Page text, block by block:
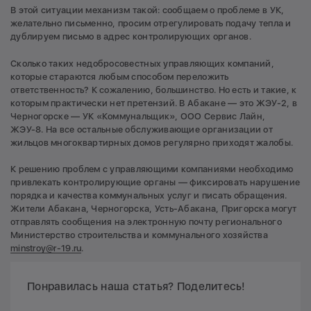
В этой ситуации механизм такой: сообщаем о проблеме в УК,
желательно письменно, просим отрегулировать подачу тепла и
дублируем письмо в адрес контролирующих органов.
Сколько таких недобросовестных управляющих компаний,
которые стараются любым способом переложить
ответственность? К сожалению, большинство. Но есть и такие, к
которым практически нет претензий. В Абакане — это ЖЭУ-2, в
Черногорске — УК «Коммунальщик», ООО Сервис Лайн,
ЖЭУ-8. На все остальные обслуживающие организации от
жильцов многоквартирных домов регулярно приходят жалобы.
К решению проблем с управляющими компаниями необходимо
привлекать контролирующие органы — фиксировать нарушение
порядка и качества коммунальных услуг и писать обращения.
Жители Абакана, Черногорска, Усть-Абакана, Пригорска могут
отправлять сообщения на электронную почту регионального
Министерство строительства и коммунального хозяйства
minstroy@r-19.ru.
Понравилась наша статья? Поделитесь!